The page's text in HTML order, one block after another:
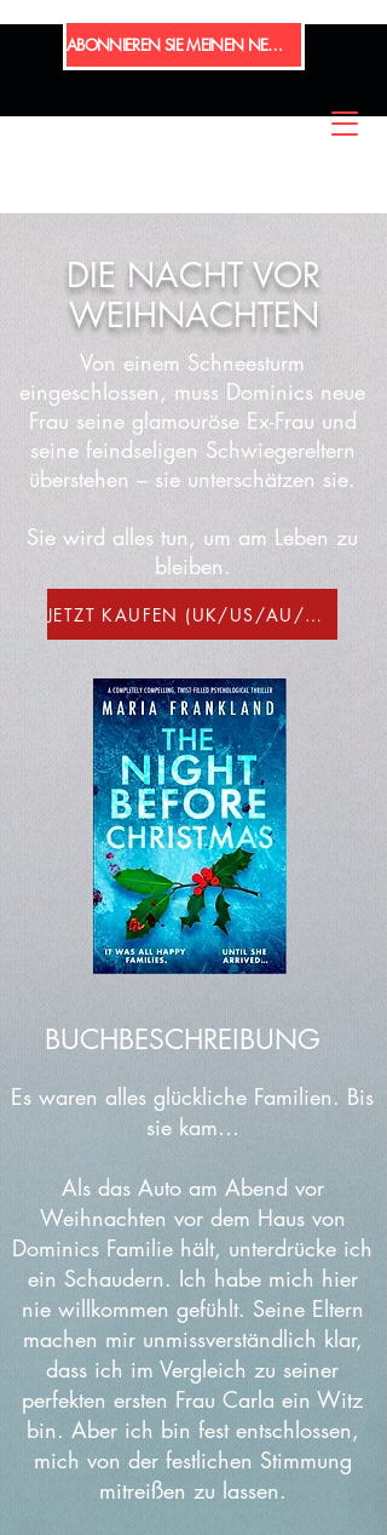
ABONNIEREN SIE MEINEN NEWSLETTER
DIE NACHT VOR
WEIHNACHTEN
Von einem Schneesturm
eingeschlossen, muss Dominics neue
Frau seine glamouröse Ex-Frau und
seine feindseligen Schwiegereltern
überstehen – sie unterschätzen sie.
Sie wird alles tun, um am Leben zu
bleiben.
JETZT KAUFEN (UK/US/AU/CA)
BUCHBESCHREIBUNG
Es waren alles glückliche Familien. Bis
sie kam…
Als das Auto am Abend vor
Weihnachten vor dem Haus von
Dominics Familie hält, unterdrücke ich
ein Schaudern. Ich habe mich hier
nie willkommen gefühlt. Seine Eltern
machen mir unmissverständlich klar,
dass ich im Vergleich zu seiner
perfekten ersten Frau Carla ein Witz
bin. Aber ich bin fest entschlossen,
mich von der festlichen Stimmung
mitreißen zu lassen.